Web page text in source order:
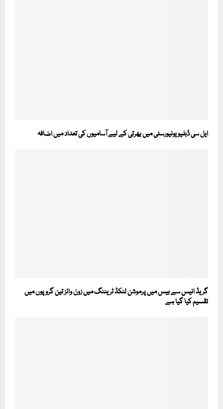
ایل سی ڈبلیو یونیورسٹی میں بھرتی کے لیے آسامیوں کی تعداد میں اضافہ
گریڈ انیس سے بیس میں پرموشن لنکڈ ٹریننگ میں زون وائز تین گروپوں میں
تقسیم کیا گیا ہے